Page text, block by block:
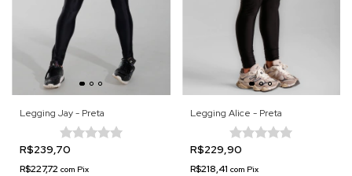
Legging Jay - Preta
R$239,70
R$227,72 com Pix
Legging Alice - Preta
R$229,90
R$218,41 com Pix